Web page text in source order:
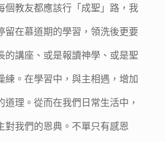
個教友都應該行「成聖」路，我
留在慕道期的學習，領洗後更要
的講座、或是報讀神學、或是聖
練。在學習中，與主相遇，增加
理。從而在我們日常生活中，
對我們的恩典。不單只有感恩